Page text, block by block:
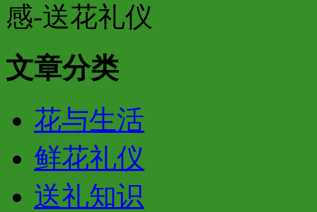
感-送花礼仪
文章分类
花与生活
鲜花礼仪
送礼知识